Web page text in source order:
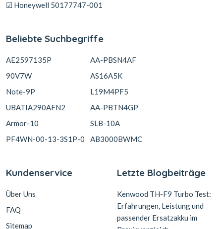
☑ Honeywell 50177747-001
Beliebte Suchbegriffe
AE2597135P
90V7W
Note-9P
UBATIA290AFN2
Armor-10
PF4WN-00-13-3S1P-0
AA-PBSN4AF
AS16A5K
L19M4PF5
AA-PBTN4GP
SLB-10A
AB3000BWMC
Kundenservice
Über Uns
FAQ
Sitemap
Letzte Blogbeiträge
Kenwood TH-F9 Turbo Test:
Erfahrungen, Leistung und
passender Ersatzakku im